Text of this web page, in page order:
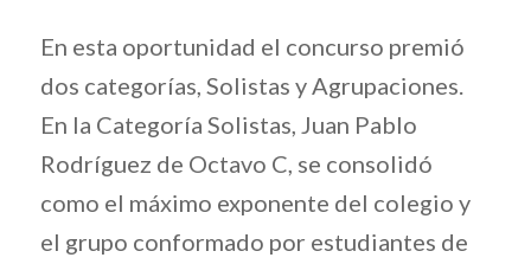
En esta oportunidad el concurso premió
dos categorías, Solistas y Agrupaciones.
En la Categoría Solistas, Juan Pablo
Rodríguez de Octavo C, se consolidó
como el máximo exponente del colegio y
el grupo conformado por estudiantes de